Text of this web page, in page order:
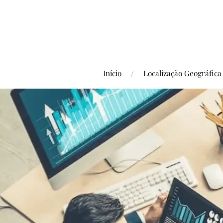
Início Localização Geográfica